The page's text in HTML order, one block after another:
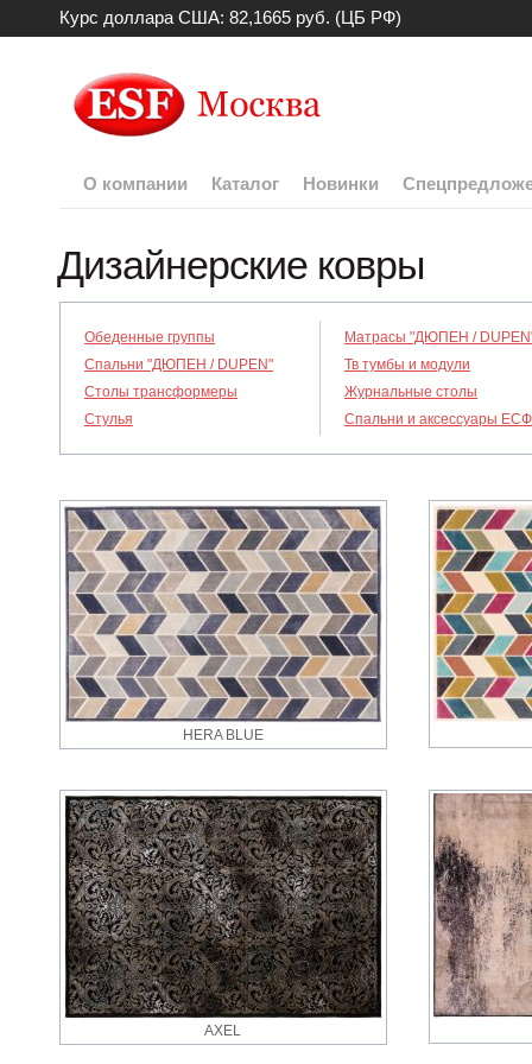
Курс доллара США: 82,1665 руб. (ЦБ РФ)
О компании Каталог Новинки
Дизайнерские ковры
Обеденные группы
Спальни "ДЮПЕН / DUPEN"
Столы трансформеры
Стулья
Матрасы "ДЮПЕН /
Тв тумбы и модули
Журнальные столы
Спальни и аксессуары ЕСФ
HERA BLUE
AXEL